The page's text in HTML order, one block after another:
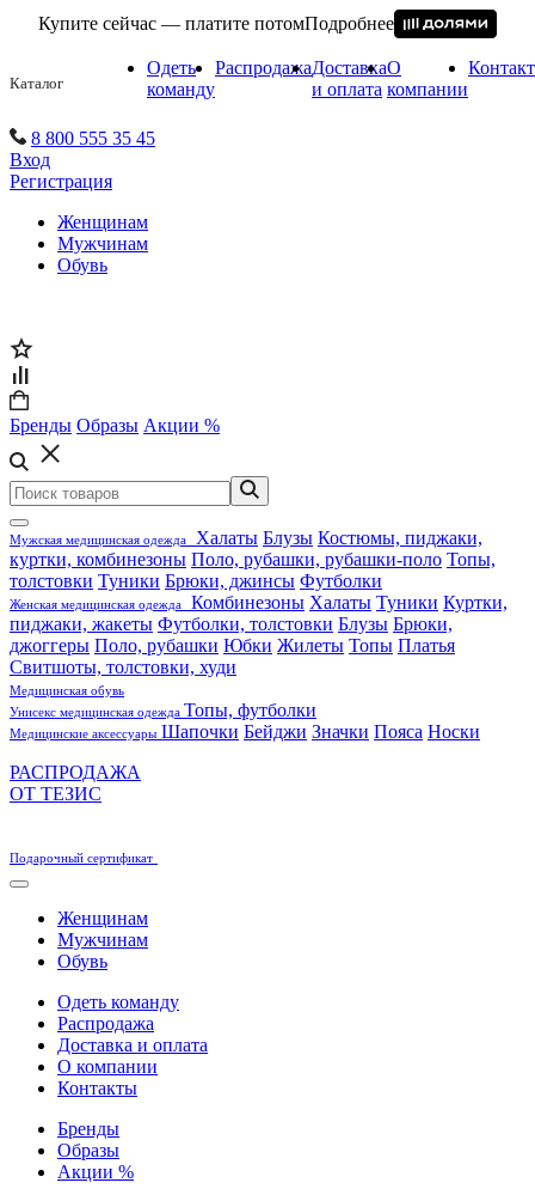
Купите сейчас — платите потомПодробнее
Каталог
Одеть
команду
РаспродажаДоставка
и оплата
О
компании
8 800 555 35 45
Вход
Регистрация
Женщинам
Мужчинам
Обувь
Бренды Образы Акции %
Мужская медицинская одежда Халаты Блузы Костюмы, пиджаки,
куртки, комбинезоны Поло, рубашки, рубашки-поло Топы,
толстовки Туники Брюки, джинсы Футболки
Женская медицинская одежда Комбинезоны Халаты Туники Куртки,
пиджаки, жакеты Футболки, толстовки Блузы Брюки,
джоггеры Поло, рубашки Юбки Жилеты Топы Платья
Свитшоты, толстовки, худи
Медицинская обувь
Унисекс медицинская одежда Топы, футболки
Медицинские аксессуары Шапочки Бейджи Значки Пояса Носки
РАСПРОДАЖА
ОТ ТЕЗИС
Подарочный сертификат
Женщинам
Мужчинам
Обувь
Одеть команду
Распродажа
Доставка и оплата
О компании
Контакты
Бренды
Образы
Акции %